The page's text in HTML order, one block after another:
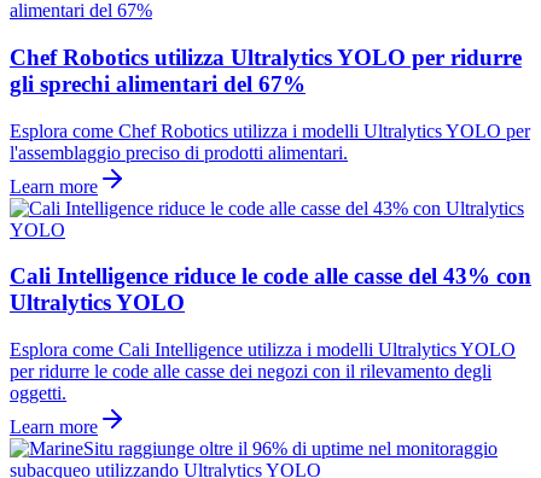
Chef Robotics utilizza Ultralytics YOLO per ridurre
gli sprechi alimentari del 67%
Esplora come Chef Robotics utilizza i modelli Ultralytics YOLO per
l'assemblaggio preciso di prodotti alimentari.
Learn more
Cali Intelligence riduce le code alle casse del 43% con
Ultralytics YOLO
Esplora come Cali Intelligence utilizza i modelli Ultralytics YOLO
per ridurre le code alle casse dei negozi con il rilevamento degli
oggetti.
Learn more